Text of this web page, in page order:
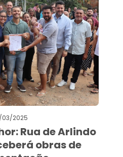
03/2025
Rua de Arlindo
obras de